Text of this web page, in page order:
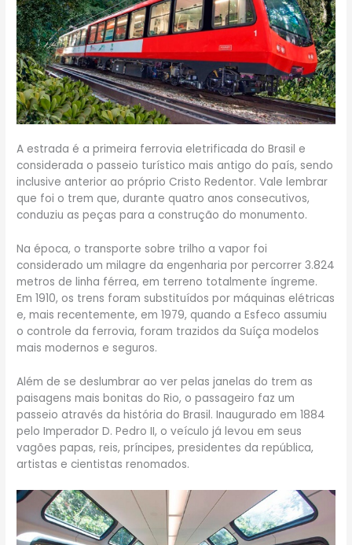
A estrada é a primeira ferrovia eletrificada do Brasil e
considerada o passeio turístico mais antigo do país, sendo
inclusive anterior ao próprio Cristo Redentor. Vale lembrar
que foi o trem que, durante quatro anos consecutivos,
conduziu as peças para a construção do monumento.
Na época, o transporte sobre trilho a vapor foi
considerado um milagre da engenharia por percorrer 3.824
metros de linha férrea, em terreno totalmente íngreme.
Em 1910, os trens foram substituídos por máquinas elétricas
e, mais recentemente, em 1979, quando a Esfeco assumiu
o controle da ferrovia, foram trazidos da Suíça modelos
mais modernos e seguros.
Além de se deslumbrar ao ver pelas janelas do trem as
paisagens mais bonitas do Rio, o passageiro faz um
passeio através da história do Brasil. Inaugurado em 1884
pelo Imperador D. Pedro II, o veículo já levou em seus
vagões papas, reis, príncipes, presidentes da república,
artistas e cientistas renomados.